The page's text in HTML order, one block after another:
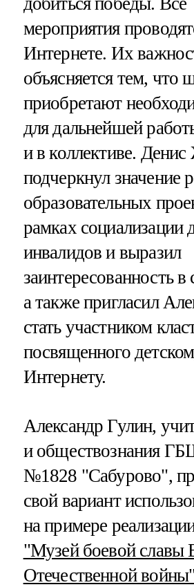
мероприятия
Интернете. Их
объясняется тем, что
приобретают
для дальнейшей
и в коллективе.
подчеркнул значение
образовательных
рамках социализации
инвалидов и выразил
заинтересованность в
а также пригласил
стать участником
посвященного
Интернету.
Александр Гулин,
и обществознания
№1828 "Сабурово",
свой вариант
на примере
"Музей боевой славы
Отечественной